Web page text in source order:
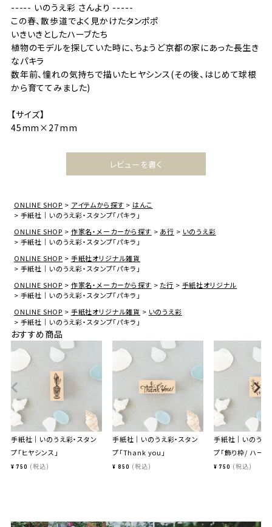
----- いのうえ彩 さんより -----
この春、散歩道でよく見かけたタンポポ
いきいきとしたハーブたち
植物のモデルを探していた時に、ちょうど京都の家にあった長生き
なパキラ
数年前、憧れの気持ちで描いたヒヤシンス(その後、はじめて球根
から育ててみました)
【サイズ】
45mm×27mm
レビューを書く
ONLINE SHOP アイテムから探す
はんこ
手紙社｜いのうえ彩・スタンプ「パキラ」
ONLINE SHOP
作家名・メーカーから探す あ行
いのうえ彩
手紙社｜いのうえ彩・スタンプ「パキラ」
ONLINE SHOP
手紙社オリジナル雑貨
手紙社｜いのうえ彩・スタンプ「パキラ」
ONLINE SHOP
作家名・メーカーから探す た行
手紙社オリジナル
手紙社｜いのうえ彩・スタンプ「パキラ」
ONLINE SHOP
手紙社オリジナル雑貨
いのうえ彩
手紙社｜いのうえ彩・スタンプ「パキラ」
おすすめ商品
手紙社｜いのうえ彩・スタン
プ「ヒヤシンス」
¥ 750 税込
手紙社｜いのうえ彩・スタン
プ「Thank you」
¥ 850 税込
手紙社｜いのうえ
プ「飾り枠/ ハーブ
¥ 750 税込